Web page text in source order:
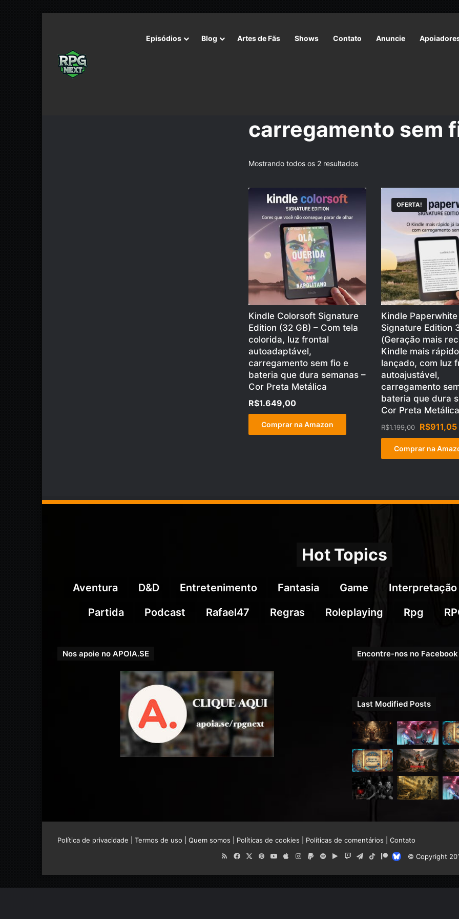
Episódios Blog Artes de Fãs Shows Contato Anuncie
carregamento sem
Mostrando todos os 2 resultados
Kindle Colorsoft Signature
Edition (32 GB) – Com tela
colorida, luz frontal
autoadaptável,
carregamento sem fio e
bateria que dura semanas –
Cor Preta Metálica
R$1.649,00
Comprar na Amazon
OFERTA!
Kindle Paperwhite
Signature Edition
(Geração mais
Kindle mais
lançado, com luz
autoajustável,
carregamento
bateria que dura
Cor Preta Metálica
R$1.199,00
O
preço
original
era:
R$911,05O
Comprar na
Hot Topics
Aventura D&D Entretenimento Fantasia Game Interpretação
Partida
Podcast Rafael47 Regras Roleplaying Rpg
Nos apoie no APOIA.SE Encontre-nos no Facebook
Last Modified Posts
Política de privacidade Termos de uso Quem somos Políticas de cookies Políticas de comentários
Contato
© Copyright
RSSFacebook
X PinterestYouTube
AppleInstagram
PaypalSpotifyGoogleTwitchTelegram
TikTokPatreonBluesky